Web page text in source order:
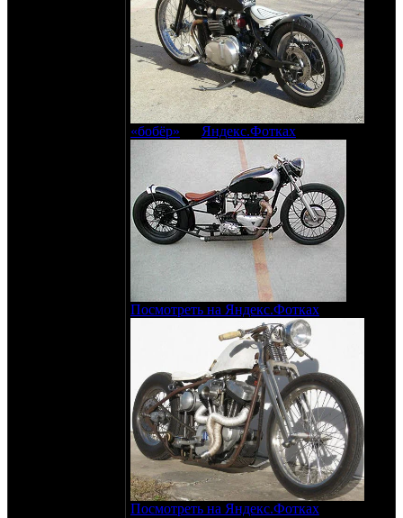
«бобёр» Яндекс.Фотках
Посмотреть на Яндекс.Фотках
Посмотреть на Яндекс.Фотках